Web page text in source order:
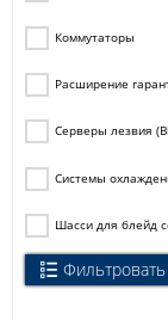
Коммутаторы
Расширение
Серверы лезвия
Системы
Шасси для блейд
Фильтровать